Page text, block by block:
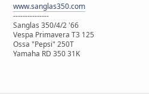
www.sanglas350.com
---------------
Sanglas 350/4/2 '66
Vespa Primavera T3 125
Ossa "Pepsi" 250T
Yamaha RD 350 31K